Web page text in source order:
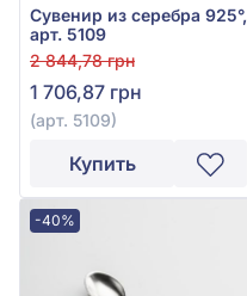
Сувенир из серебра 925°,
арт. 5109
2 844,78 грн
1 706,87 грн
(арт. 5109)
Купить
-40%